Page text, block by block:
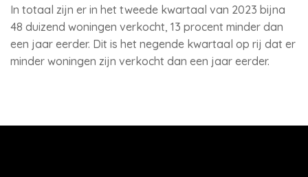
In totaal zijn er in het tweede kwartaal van 2023 bijna
48 duizend woningen verkocht, 13 procent minder dan
een jaar eerder. Dit is het negende kwartaal op rij dat er
minder woningen zijn verkocht dan een jaar eerder.